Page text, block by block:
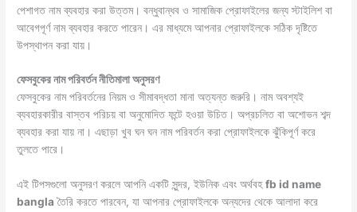
পেশাগত নাম ব্যবহার করা উত্তম। বন্ধুবান্ধব ও সামাজিক প্রোফাইলের জন্য স্টাইলিশ বা
আবেগপূর্ণ নাম ব্যবহার করতে পারেন। এর মাধ্যমে আপনার প্রোফাইলকে সঠিক দৃষ্টিতে
উপস্থাপন করা যায়।
ফেসবুকের নাম পরিবর্তন নীতিমালা অনুসরণ
ফেসবুকের নাম পরিবর্তনের নিয়ম ও সীমাবদ্ধতা মানা অত্যন্ত জরুরি। নাম অবশ্যই
ব্যবহারকারীর বাস্তব পরিচয় বা অনুমোদিত ফন্টে হওয়া উচিত। অপ্রচলিত বা অশোভন শব্দ
ব্যবহার করা যায় না। এছাড়া খুব ঘন ঘন নাম পরিবর্তন করা প্রোফাইলকে ঝুঁকিপূর্ণ করে
তুলতে পারে।
এই টিপসগুলো অনুসরণ করলে আপনি একটি সুন্দর, ইউনিক এবং অর্থবহfb id name
bangla তৈরি করতে পারবেন, যা আপনার প্রোফাইলকে অন্যদের থেকে আলাদা করে